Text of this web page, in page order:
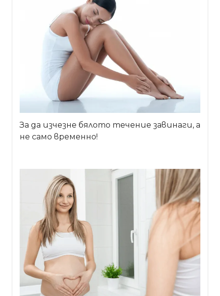
За да изчезне бялото течение завинаги, а
не само временно!